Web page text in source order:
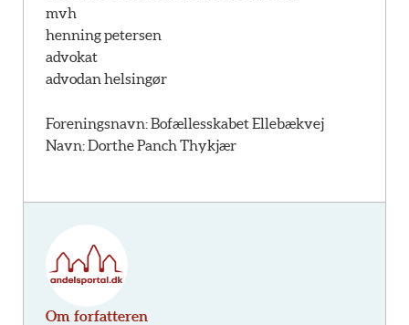
mvh
henning petersen
advokat
advodan helsingør
Foreningsnavn: Bofællesskabet Ellebækvej
Navn: Dorthe Panch Thykjær
Om forfatteren